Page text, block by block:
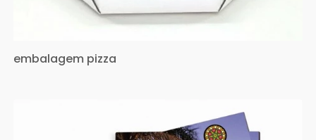
embalagem pizza